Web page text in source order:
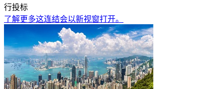
行投标
了解更多这连结会以新视窗打开。